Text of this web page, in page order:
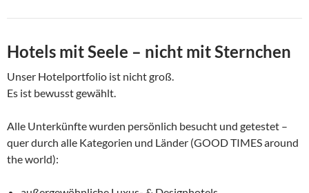
Hotels mit Seele – nicht mit Sternchen
Unser Hotelportfolio ist nicht groß.
Es ist bewusst gewählt.
Alle Unterkünfte wurden persönlich besucht und getestet –
quer durch alle Kategorien und Länder (GOOD TIMES around
the world):